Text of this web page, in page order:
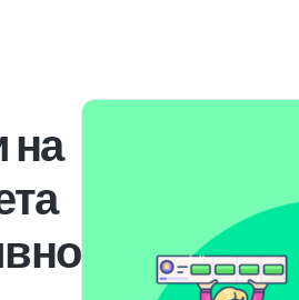
на